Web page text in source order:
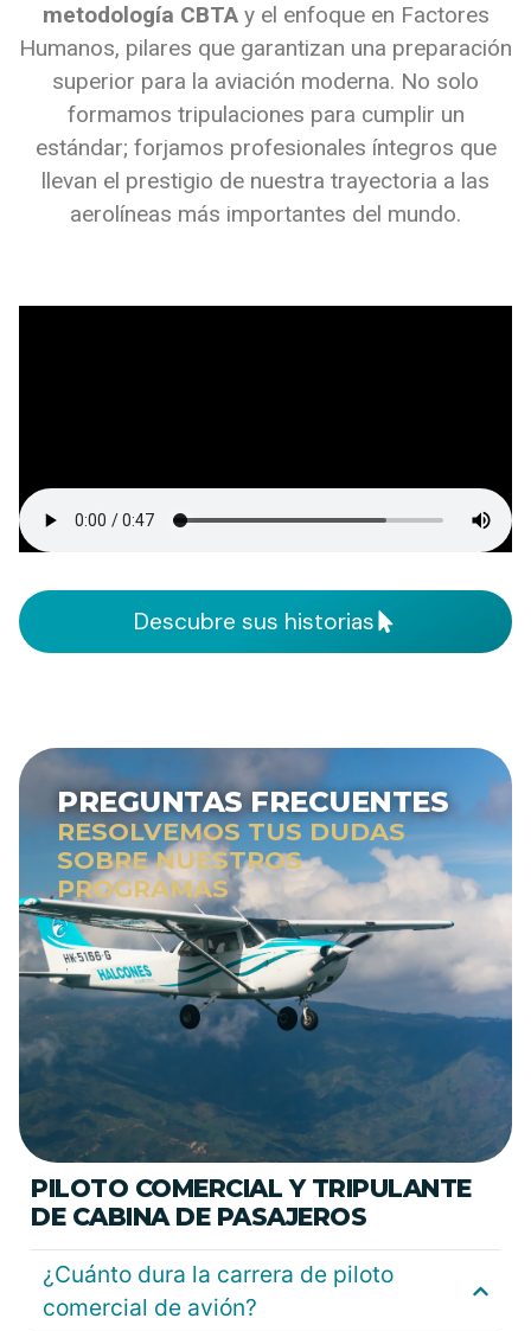
metodología CBTAy el enfoque en Factores
Humanos, pilares que garantizan una preparación
superior para la aviación moderna. No solo
formamos tripulaciones para cumplir un
estándar; forjamos profesionales íntegros que
llevan el prestigio de nuestra trayectoria a las
aerolíneas más importantes del mundo.
Descubre sus historias
PREGUNTAS FRECUENTES
RESOLVEMOS TUS DUDAS
SOBRE NUESTROS
PROGRAMAS
PILOTO COMERCIAL Y TRIPULANTE
DE CABINA DE PASAJEROS
¿Cuánto dura la carrera de piloto
comercial de avión?